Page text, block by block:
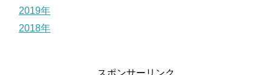
2019年
2018年
スポンサーリンク